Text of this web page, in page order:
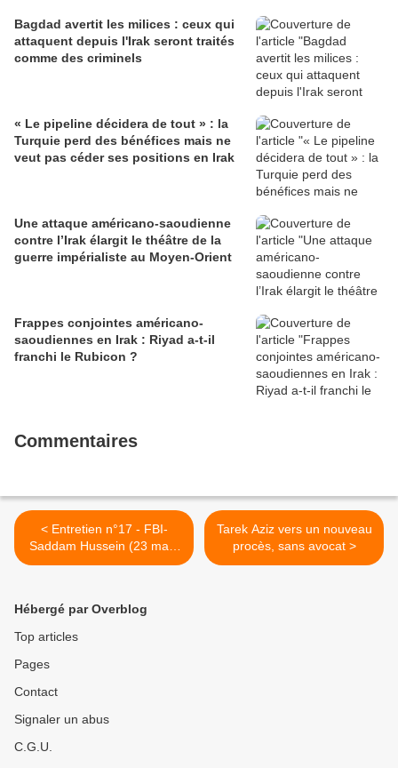
Bagdad avertit les milices : ceux qui
attaquent depuis l'Irak seront traités
comme des criminels
« Le pipeline décidera de tout » : la
Turquie perd des bénéfices mais ne
veut pas céder ses positions en Irak
Une attaque américano-saoudienne
contre l’Irak élargit le théâtre de la
guerre impérialiste au Moyen-Orient
Frappes conjointes américano-
saoudiennes en Irak : Riyad a-t-il
franchi le Rubicon ?
Commentaires
< Entretien n°17 - FBI-
Saddam Hussein (23 mars
2004)
Tarek Aziz vers un nouveau
procès, sans avocat >
Hébergé par Overblog
Top articles
Pages
Contact
Signaler un abus
C.G.U.